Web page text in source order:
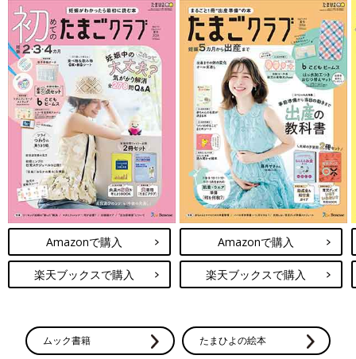
Amazonで購入
楽天ブックスで購入
Amazonで購入
楽天ブックスで購入
ムック書籍 たまひよの絵本